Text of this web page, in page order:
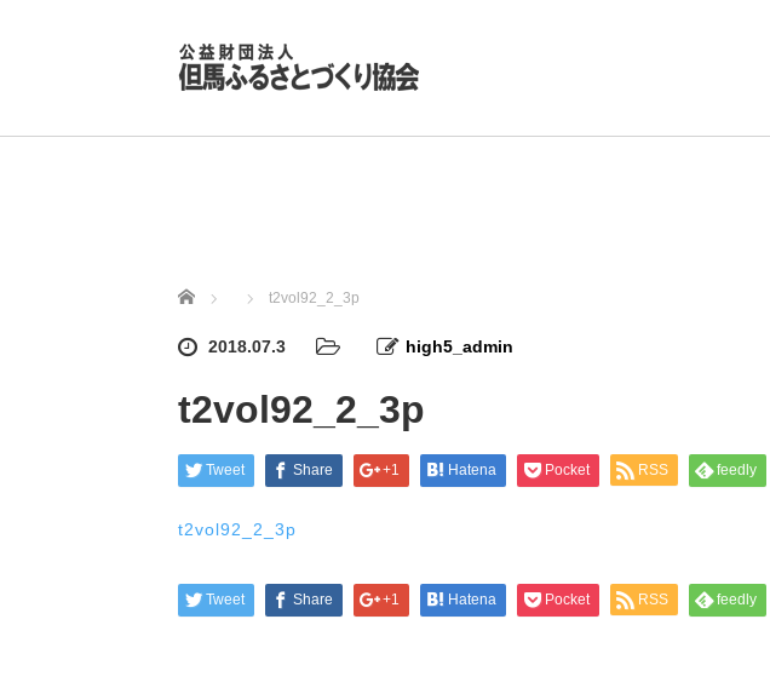
ホーム t2vol92_2_3p
2018.07.3 high5_admin
t2vol92_2_3p
Tweet Share +1 Hatena Pocket RSS feedly
t2vol92_2_3p
Tweet Share +1 Hatena Pocket RSS feedly